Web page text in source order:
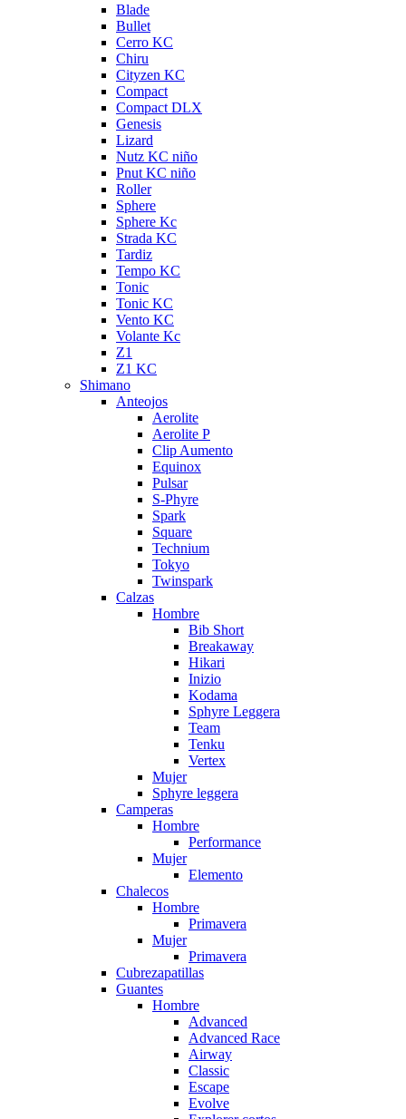
Blade
Bullet
Cerro KC
Chiru
Cityzen KC
Compact
Compact DLX
Genesis
Lizard
Nutz KC niño
Pnut KC niño
Roller
Sphere
Sphere Kc
Strada KC
Tardiz
Tempo KC
Tonic
Tonic KC
Vento KC
Volante Kc
Z1
Z1 KC
Shimano
Anteojos
Aerolite
Aerolite P
Clip Aumento
Equinox
Pulsar
S-Phyre
Spark
Square
Technium
Tokyo
Twinspark
Calzas
Hombre
Bib Short
Breakaway
Hikari
Inizio
Kodama
Sphyre Leggera
Team
Tenku
Vertex
Mujer
Sphyre leggera
Camperas
Hombre
Performance
Mujer
Elemento
Chalecos
Hombre
Primavera
Mujer
Primavera
Cubrezapatillas
Guantes
Hombre
Advanced
Advanced Race
Airway
Classic
Escape
Evolve